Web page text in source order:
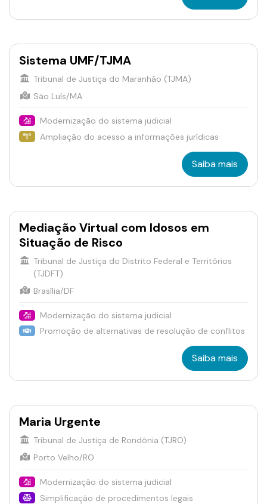
Sistema UMF/TJMA
Tribunal de Justiça do Maranhão (TJMA)
São Luís/MA
Modernização do sistema judicial
Ampliação do acesso a informações jurídicas
Saiba mais
Mediação Virtual com Idosos em
Situação de Risco
Tribunal de Justiça do Distrito Federal e Territórios
(TJDFT)
Brasília/DF
Modernização do sistema judicial
Promoção de alternativas de resolução de conflitos
Saiba mais
Maria Urgente
Tribunal de Justiça de Rondônia (TJRO)
Porto Velho/RO
Modernização do sistema judicial
Simplificação de procedimentos legais